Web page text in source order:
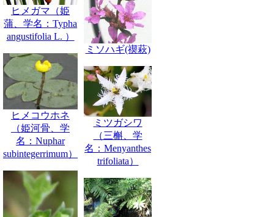
ヒメガマ（姫
蒲、学名：Typha
angustifolia L. ）
ヒメコウホネ
（姫河骨、学
名：Nuphar
subintegerrimum）
ミソハギ(禊萩)
ミツガシワ
（三槲、学
名：Menyanthes
trifoliata）